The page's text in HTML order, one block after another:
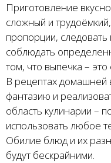
Приготовление
сложный и
пропорции,
соблюдать
том, что выпечка –
В рецептах домашней
фантазию и
область кулинарии –
использовать любое
Обилие блюд и их
будут бескрайними.